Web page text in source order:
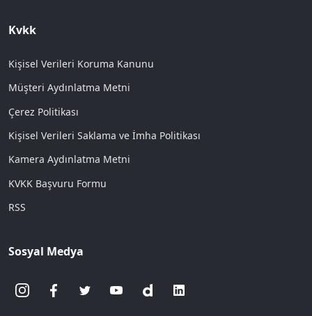
Kvkk
Kişisel Verileri Koruma Kanunu
Müşteri Aydınlatma Metni
Çerez Politikası
Kişisel Verileri Saklama ve İmha Politikası
Kamera Aydınlatma Metni
KVKK Başvuru Formu
RSS
Sosyal Medya